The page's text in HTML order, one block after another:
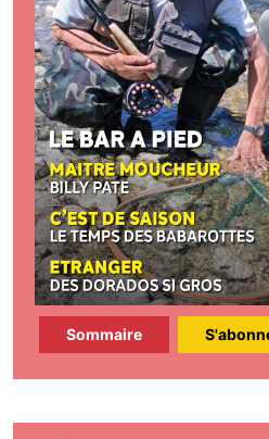
Sommaire